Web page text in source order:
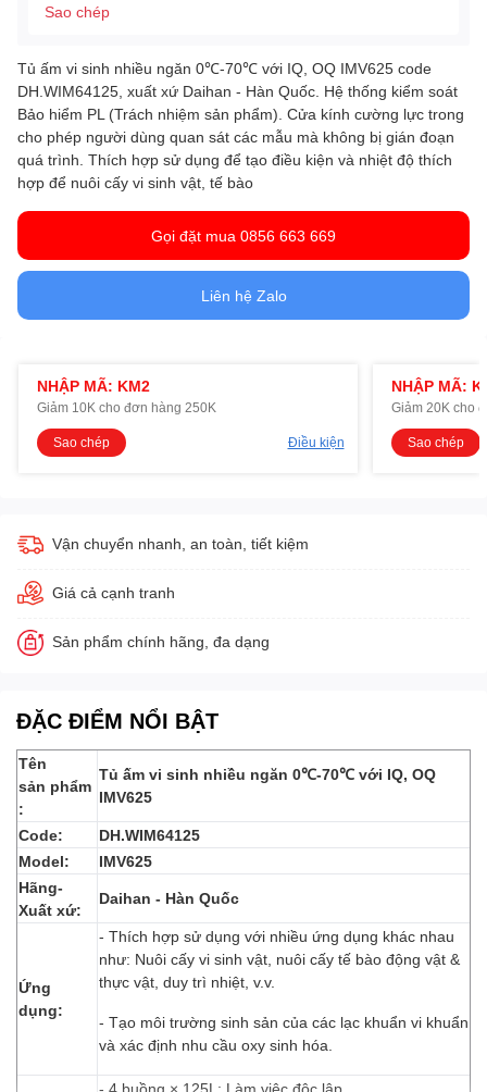
Sao chép
Tủ ấm vi sinh nhiều ngăn 0℃-70℃ với IQ, OQ IMV625 code
DH.WIM64125, xuất xứ Daihan - Hàn Quốc. Hệ thống kiểm soát
Bảo hiểm PL (Trách nhiệm sản phẩm). Cửa kính cường lực trong
cho phép người dùng quan sát các mẫu mà không bị gián đoạn
quá trình. Thích hợp sử dụng để tạo điều kiện và nhiệt độ thích
hợp để nuôi cấy vi sinh vật, tế bào
Gọi đặt mua 0856 663 669
Liên hệ Zalo
NHẬP MÃ: KM2
Giảm 10K cho đơn hàng 250K
Sao chép Điều kiện
NHẬP MÃ:
Giảm 20K cho
Sao chép
Vận chuyển nhanh, an toàn, tiết kiệm
Giá cả cạnh tranh
Sản phẩm chính hãng, đa dạng
ĐẶC ĐIỂM NỔI BẬT
Tên
sản phẩm
:
Tủ ấm vi sinh nhiều ngăn 0℃-70℃ với IQ, OQ
IMV625
Code:
DH.WIM64125
Model:
IMV625
Hãng-
Xuất xứ:
Daihan - Hàn Quốc
Ứng
dụng:
- Thích hợp sử dụng với nhiều ứng dụng khác nhau
như: Nuôi cấy vi sinh vật, nuôi cấy tế bào động vật &
thực vật, duy trì nhiệt, v.v.
- Tạo môi trường sinh sản của các lạc khuẩn vi khuẩn
và xác định nhu cầu oxy sinh hóa.
- 4 buồng × 125L: Làm việc độc lập